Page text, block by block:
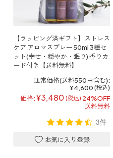
ティーセント
リードディ
睡眠用
ねむりの魔法
玄関用
ラベンダー
キャンドルラ
睡眠用
睡眠用
次亜塩素酸
店舗情報
ご利用ガイド
わたしたちについて
読みもの
法人のお客様
【ラッピング済ギフト】ストレス
ケア アロマスプレー 50ml 3種セ
ット(幸せ・穏やか・眠り) 香りカ
ード付き【送料無料】
通常価格(送料550円含む):
¥4,600(税込)
価格:¥3,480 (税込) 24%OFF
送料無料
3件